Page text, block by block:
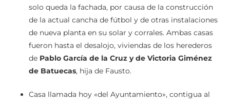
solo queda la fachada, por causa de la construcción
de la actual cancha de fútbol y de otras instalaciones
de nueva planta en su solar y corrales. Ambas casas
fueron hasta el desalojo, viviendas de los herederos
de Pablo García de la Cruz y de Victoria Giménez
de Batuecas, hija de Fausto.
Casa llamada hoy «del Ayuntamiento», contigua al